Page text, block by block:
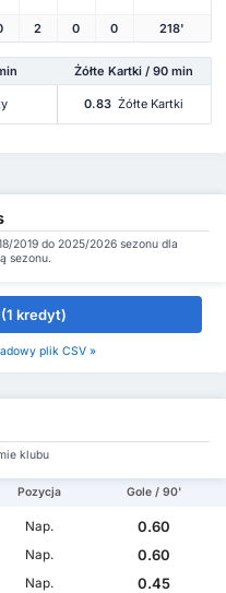
2 0 0 218'
Żółte Kartki / 90 min
0.83 Żółte Kartki
2019 do 2025/2026 sezonu dla
sezonu.
kredyt)
plik CSV »
klubu
Pozycja Gole / 90'
Nap.
0.60
Nap.
0.60
Nap.
0.45